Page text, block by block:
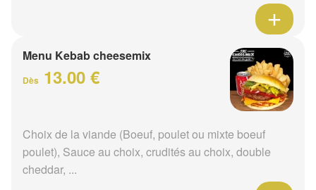
Menu Kebab cheesemix
Dès 13.00 €
Choix de la viande (Boeuf, poulet ou mixte boeuf
poulet), Sauce au choix, crudités au choix, double
cheddar, ...